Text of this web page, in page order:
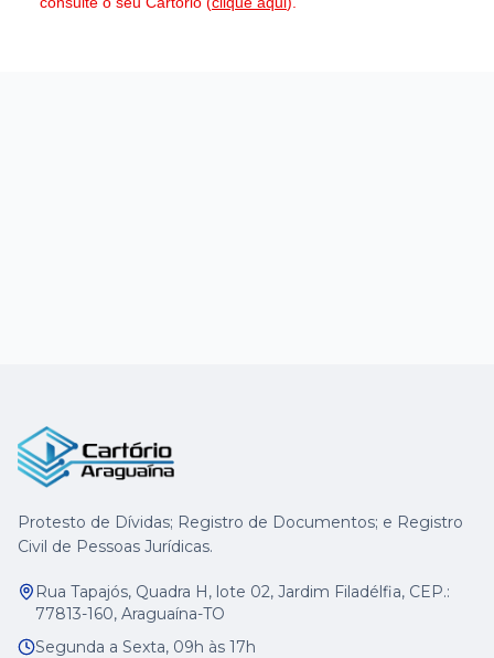
Protesto de Dívidas; Registro de Documentos; e Registro
Civil de Pessoas Jurídicas.
Rua Tapajós, Quadra H, lote 02, Jardim Filadélfia, CEP.:
77813-160, Araguaína-TO
Segunda a Sexta, 09h às 17h